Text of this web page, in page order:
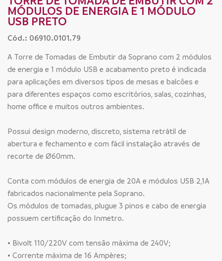
MÓDULOS DE ENERGIA E 1 MÓDULO
USB PRETO
Cód.: 06910.0101.79
A Torre de Tomadas de Embutir da Soprano com 2 módulos
de energia e 1 módulo USB e acabamento preto é indicada
para aplicações em diversos tipos de mesas e balcões e
para diferentes espaços como escritórios, salas, cozinhas,
home office e muitos outros ambientes.
Possui design moderno, discreto, sistema retrátil de
abertura e fechamento e com fácil instalação através de
recorte de Ø60mm.
Conta com módulos de energia de 20A e módulos USB 2,1A
fabricados nacionalmente pela Soprano.
Os módulos de tomadas, plugue 3 pinos e cabo de energia
possuem certificação do Inmetro.
• Bivolt 110/220V com tensão máxima de 240V;
• Corrente máxima de 16 Ampères;